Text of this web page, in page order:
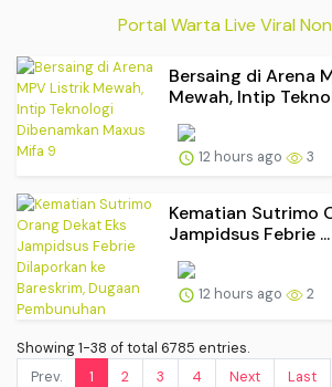
Portal Warta Live Viral
Bersaing di Arena
Mewah, Intip
12 hours ago 3
Kematian Sutrimo
Jampidsus Febrie ...
12 hours ago 2
Showing 1-38 of total 6785 entries.
Prev.
1 2 3 4 Next Last